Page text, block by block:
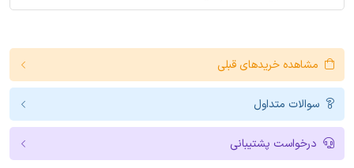
مشاهده خریدهای قبلی
سوالات متداول
درخواست پشتیبانی